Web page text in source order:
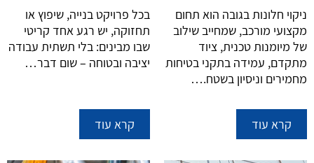
ניקוי חלונות בגובה הוא תחום
מקצועי מורכב, שמחייב שילוב
של מיומנות טכנית, ציוד
מתקדם, עמידה בתקני בטיחות
מחמירים וניסיון בשטח.…
קרא עוד
בכל פרויקט בנייה, שיפוץ או
תחזוקה, יש רגע אחד קריטי
שבו מבינים: בלי תשתית עבודה
יציבה ובטוחה – שום דבר…
קרא עוד